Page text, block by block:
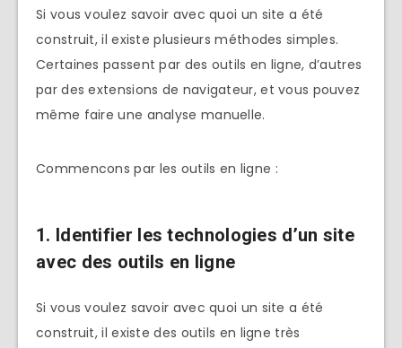
Si vous voulez savoir avec quoi un site a été
construit, il existe plusieurs méthodes simples.
Certaines passent par des outils en ligne, d’autres
par des extensions de navigateur, et vous pouvez
même faire une analyse manuelle.
Commencons par les outils en ligne :
1. Identifier les technologies d’un site
avec des outils en ligne
Si vous voulez savoir avec quoi un site a été
construit, il existe des outils en ligne très